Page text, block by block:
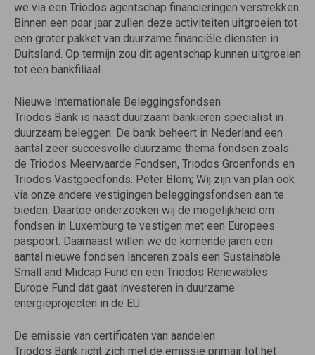
we via een Triodos agentschap financieringen verstrekken.
Binnen een paar jaar zullen deze activiteiten uitgroeien tot
een groter pakket van duurzame financiële diensten in
Duitsland. Op termijn zou dit agentschap kunnen uitgroeien
tot een bankfiliaal.
Nieuwe Internationale Beleggingsfondsen
Triodos Bank is naast duurzaam bankieren specialist in
duurzaam beleggen. De bank beheert in Nederland een
aantal zeer succesvolle duurzame thema fondsen zoals
de Triodos Meerwaarde Fondsen, Triodos Groenfonds en
Triodos Vastgoedfonds. Peter Blom; Wij zijn van plan ook
via onze andere vestigingen beleggingsfondsen aan te
bieden. Daartoe onderzoeken wij de mogelijkheid om
fondsen in Luxemburg te vestigen met een Europees
paspoort. Daarnaast willen we de komende jaren een
aantal nieuwe fondsen lanceren zoals een Sustainable
Small and Midcap Fund en een Triodos Renewables
Europe Fund dat gaat investeren in duurzame
energieprojecten in de EU.
De emissie van certificaten van aandelen
Triodos Bank richt zich met de emissie primair tot het